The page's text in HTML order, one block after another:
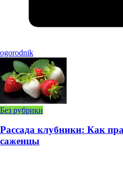
ogorodnik
Без рубрики
Рассада клубники: Как
саженцы